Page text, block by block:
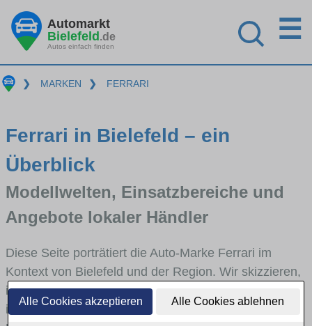
Alle Cookies akzeptieren Alle Cookies ablehnen
Automarkt
Bielefeld.de
Autos einfach finden
☰
❯ MARKEN ❯ FERRARI
Ferrari in Bielefeld – ein
Überblick
Modellwelten, Einsatzbereiche und
Angebote lokaler Händler
Diese Seite porträtiert die Auto-Marke Ferrari im
Kontext von Bielefeld und der Region. Wir skizzieren,
in welchen Fahrzeugklassen Ferrari stark vertreten
ist, welche Modellreihen häufig im Stadt- und